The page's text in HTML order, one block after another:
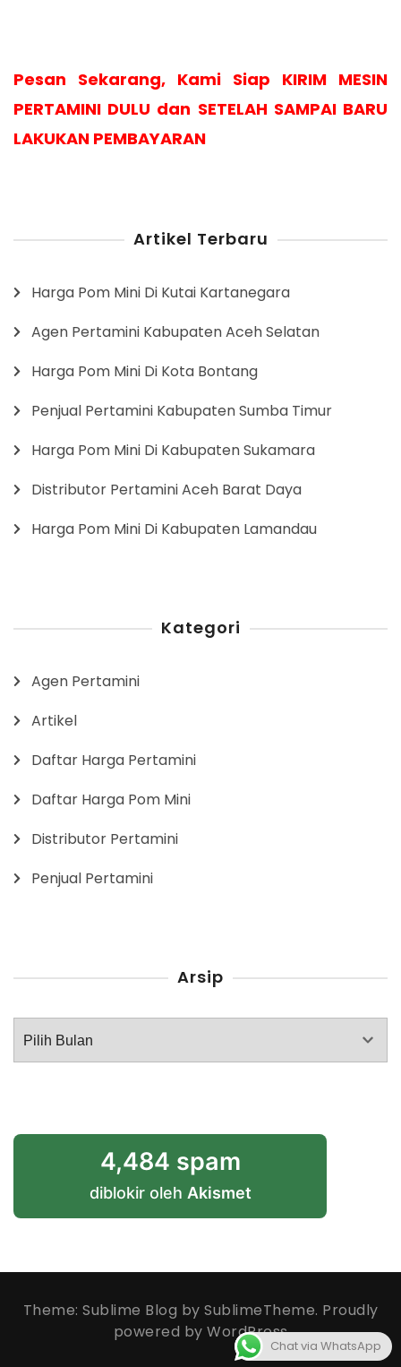
Pesan Sekarang, Kami Siap KIRIM MESIN
PERTAMINI DULU dan SETELAH SAMPAI BARU
LAKUKAN PEMBAYARAN
Artikel Terbaru
Harga Pom Mini Di Kutai Kartanegara
Agen Pertamini Kabupaten Aceh Selatan
Harga Pom Mini Di Kota Bontang
Penjual Pertamini Kabupaten Sumba Timur
Harga Pom Mini Di Kabupaten Sukamara
Distributor Pertamini Aceh Barat Daya
Harga Pom Mini Di Kabupaten Lamandau
Kategori
Agen Pertamini
Artikel
Daftar Harga Pertamini
Daftar Harga Pom Mini
Distributor Pertamini
Penjual Pertamini
Arsip
Arsip
4,484 spam
diblokir oleh Akismet
Theme: Sublime Blog by SublimeTheme. Proudly
powered by WordPress
Chat via WhatsApp